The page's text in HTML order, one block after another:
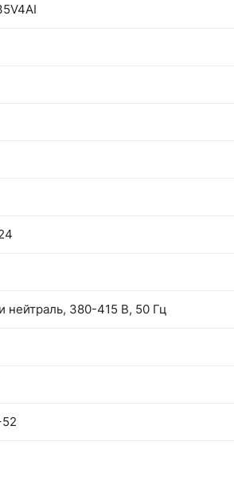
нейтраль, 380-415 В, 50 Гц